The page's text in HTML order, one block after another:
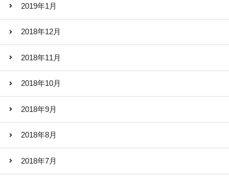
2019年1月
2018年12月
2018年11月
2018年10月
2018年9月
2018年8月
2018年7月